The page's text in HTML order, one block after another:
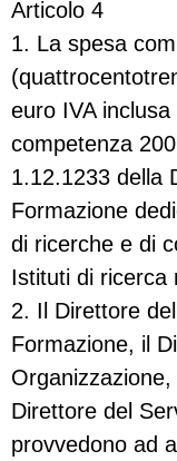
Articolo 4
1. La spesa
euro IVA
competenza
1.12.1233 della
Formazione
di ricerche e di
Istituti di ricerca
2. Il Direttore
Formazione, il
Direttore del
provvedono ad